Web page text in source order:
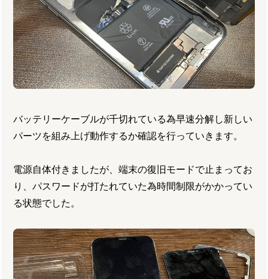
バッテリーケーブルが千切れている為早速分解し新しい
パーツを組み上げ動作するか確認を行っていきます。
電源自体付きましたが、端末の復旧モードで止まってお
り、パスワードが打たれていた為時間制限がかかってい
る状態でした。